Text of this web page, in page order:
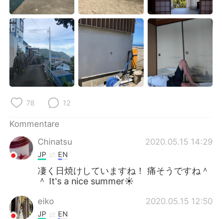
日本語 한국어
Русский
Indonesia
Türkçe Tiếng Việt
78 12
Kommentare
Chinatsu
2020.05.15 14:29
JP EN
凄く日焼けしていますね！ 痛そうですね＾
＾ It's a nice summer☀️
eiko 2020.05.15 12:50
JP EN